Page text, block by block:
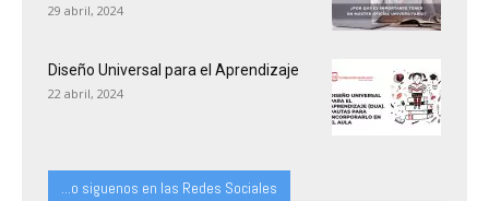
29 abril, 2024
Diseño Universal para el Aprendizaje
22 abril, 2024
...o siguenos en las Redes Sociales